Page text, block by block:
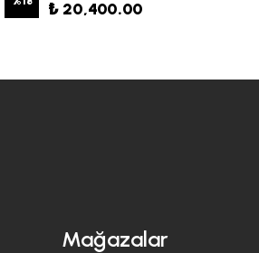
₺ 20,400.00
Mağazalar